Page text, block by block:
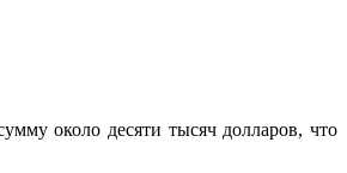
около десяти тысяч долларов, что